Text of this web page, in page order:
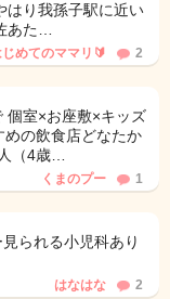
はり我孫子駅に近い
あた…
じめてのママリ🔰 2
個室×お座敷×キッズ
めの飲食店どなたか
（4歳…
くまのプー 1
られる小児科あり
はなはな 2